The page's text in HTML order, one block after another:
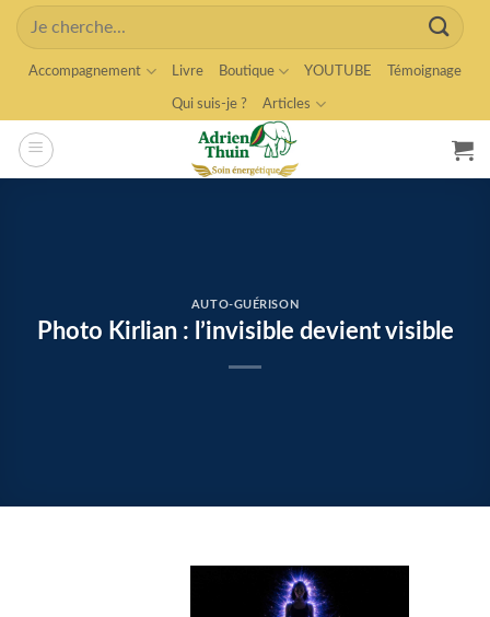
Skip
content
Search
for:
Accompagnement Livre Boutique YOUTUBE Témoignage
Qui suis-je ? Articles
AUTO-GUÉRISON
Photo Kirlian : l’invisible devient visible